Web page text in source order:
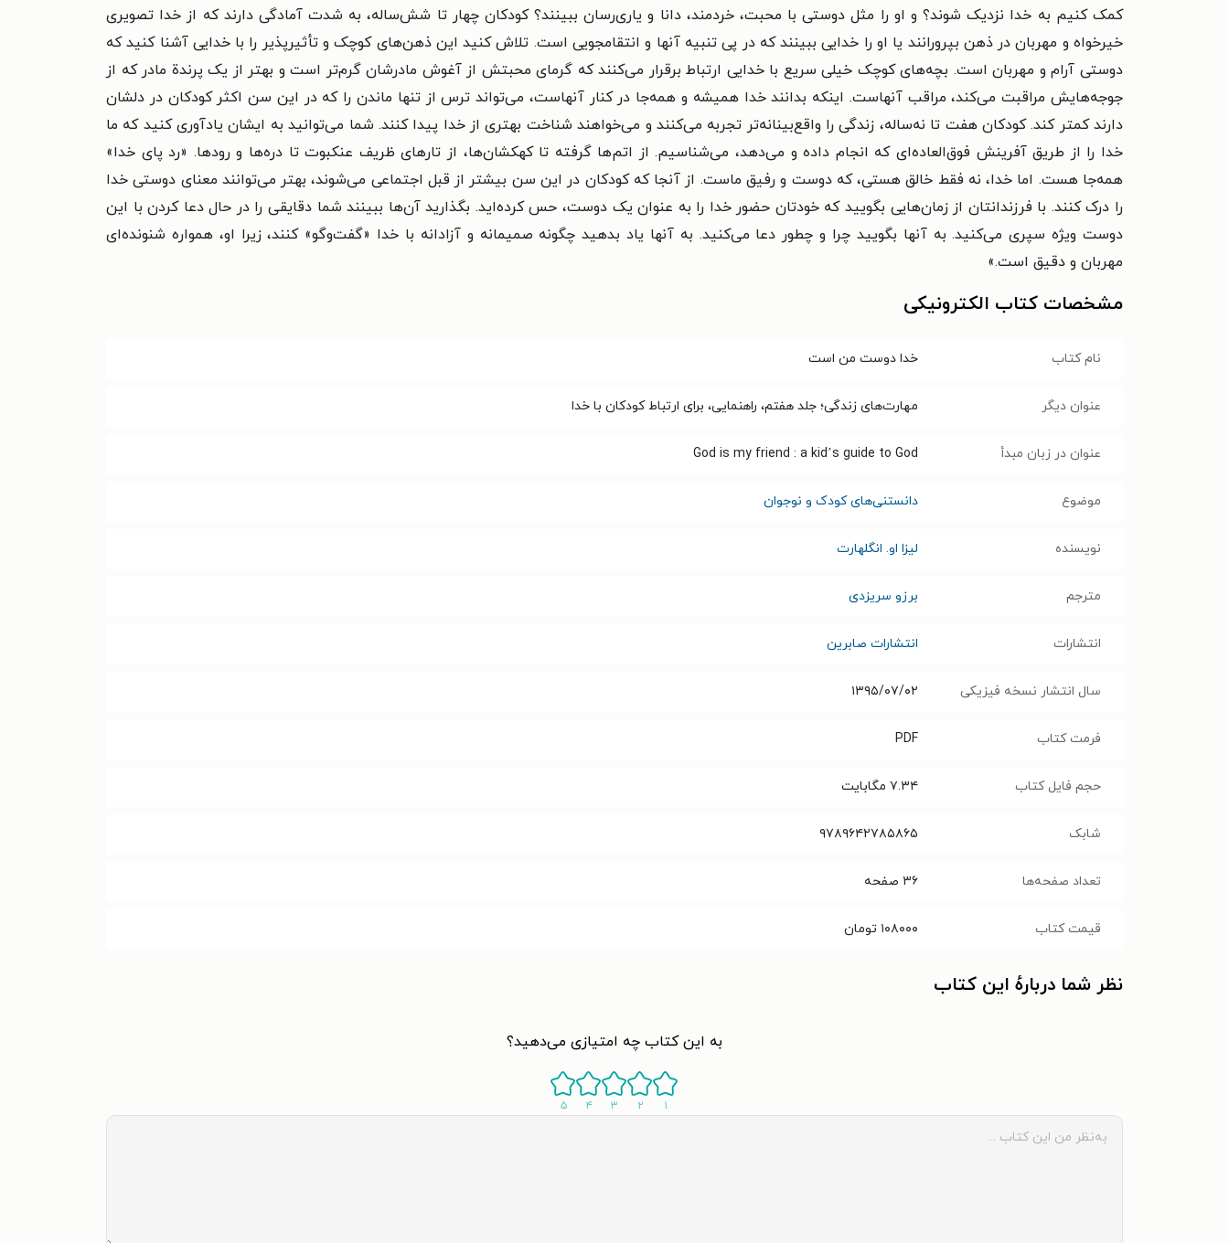
کمک کنیم به خدا نزدیک شوند؟ و او را مثل دوستی با محبت، خردمند، دانا و یاری‌رسان ببینند؟ کودکان چهار تا شش‌ساله، به شدت آمادگی دارند که از خدا تصویری
خیرخواه و مهربان در ذهن بپرورانند یا او را خدایی ببینند که در پی تنبیه آنها و انتقامجویی است. تلاش کنید این ذهن‌های کوچک و تأثیرپذیر را با خدایی آشنا کنید که
دوستی آرام و مهربان است. بچه‌های کوچک خیلی سریع با خدایی ارتباط برقرار می‌‌کنند که گرمای محبتش از آغوش مادرشان گرم‌تر است و بهتر از یک پرندة مادر که از
جوجه‌هایش مراقبت می‌کند، مراقب آنهاست. اینکه بدانند خدا همیشه و همه‌جا در کنار آنهاست، می‌تواند ترس از تنها ماندن را که در این سن اکثر کودکان در دلشان
دارند کمتر کند. کودکان هفت تا نه‌ساله، زندگی را واقع‌بینانه‌تر تجربه می‌کنند و می‌خواهند شناخت بهتری از خدا پیدا کنند. شما می‌توانید به ایشان یادآوری کنید که ما
خدا را از طریق آفرینش فوق‌العاده‌ای که انجام داده و می‌دهد، می‌شناسیم. از اتم‌ها گرفته تا کهکشان‌ها، از تارهای ظریف عنکبوت تا دره‌ها و رودها. «رد پای خدا»
همه‌جا هست. اما خدا، نه فقط خالق هستی، که دوست و رفیق ماست. از آنجا که کودکان در این سن بیشتر از قبل اجتماعی می‌شوند، بهتر می‌توانند معنای دوستی خدا
را درک کنند. با فرزندانتان از زمان‌هایی بگویید که خودتان حضور خدا را به عنوان یک دوست، حس کرده‌اید. بگذارید آن‌ها ببینند شما دقایقی را در حال دعا کردن با این
دوست ویژه سپری می‌کنید. به آنها بگویید چرا و چطور دعا می‌کنید. به آنها یاد بدهید چگونه صمیمانه و آزادانه با خدا «گفت‌وگو» کنند، زیرا او، همواره شنونده‌ای
مهربان و دقیق است.»
مشخصات کتاب الکترونیکی
نام کتاب خدا دوست من است
عنوان دیگر مهارت‌های زندگی؛ جلد هفتم، راهنمایی، برای ارتباط کودکان با خدا
عنوان در زبان مبدأ God is my friend : a kid’s guide to God
موضوع دانستنی‌های کودک و نوجوان
نویسنده لیزا او. انگلهارت
مترجم برزو سریزدی
انتشارات انتشارات صابرین
سال انتشار نسخه فیزیکی ۱۳۹۵/۰۷/۰۲
فرمت کتاب PDF
حجم فایل کتاب ۷.۳۴ مگابایت
شابک ۹۷۸۹۶۴۲۷۸۵۸۶۵‬
تعداد صفحه‌ها ۳۶ صفحه
قیمت کتاب ۱۰۸۰۰۰ تومان
نظر شما دربارهٔ این کتاب
به این کتاب چه امتیازی می‌دهید؟
۱ ۲ ۳ ۴ ۵